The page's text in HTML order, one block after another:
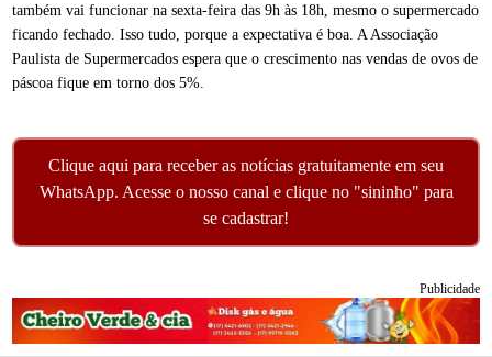
também vai funcionar na sexta-feira das 9h às 18h, mesmo o supermercado
ficando fechado. Isso tudo, porque a expectativa é boa. A Associação
Paulista de Supermercados espera que o crescimento nas vendas de ovos de
páscoa fique em torno dos 5%.
Clique aqui para receber as notícias gratuitamente em seu
WhatsApp. Acesse o nosso canal e clique no "sininho" para
se cadastrar!
Publicidade